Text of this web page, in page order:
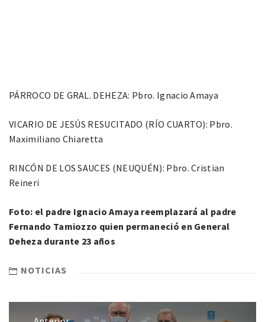
PÁRROCO DE GRAL. DEHEZA: Pbro. Ignacio Amaya
VICARIO DE JESÚS RESUCITADO (RÍO CUARTO): Pbro.
Maximiliano Chiaretta
RINCÓN DE LOS SAUCES (NEUQUÉN): Pbro. Cristian
Reineri
Foto: el padre Ignacio Amaya reemplazará al padre
Fernando Tamiozzo quien permaneció en General
Deheza durante 23 años
NOTICIAS